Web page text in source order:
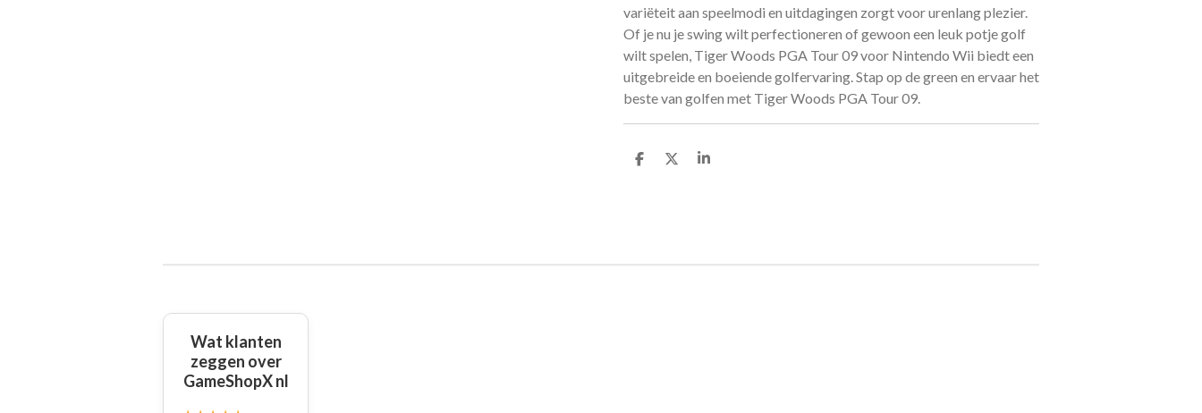
variëteit aan speelmodi en uitdagingen zorgt voor urenlang plezier.
Of je nu je swing wilt perfectioneren of gewoon een leuk potje golf
wilt spelen, Tiger Woods PGA Tour 09 voor Nintendo Wii biedt een
uitgebreide en boeiende golfervaring. Stap op de green en ervaar het
beste van golfen met Tiger Woods PGA Tour 09.
D
D
S
Wat klanten
zeggen over
GameShopX nl